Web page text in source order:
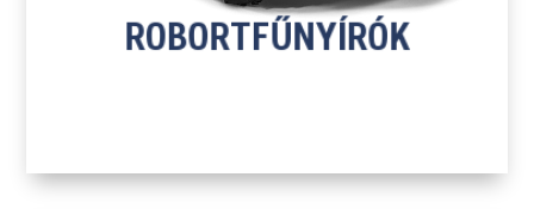
ROBORTFŰNYÍRÓK
TOVÁBB A TERMÉKEKHEZ